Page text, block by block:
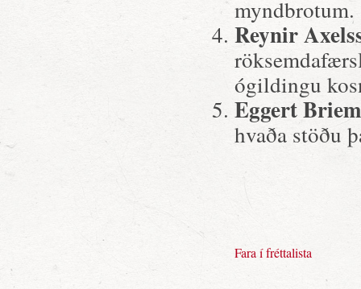
myndbrotum.
Reynir
ógildingu
Eggert
hvaða stöðu
Fara í fréttalista